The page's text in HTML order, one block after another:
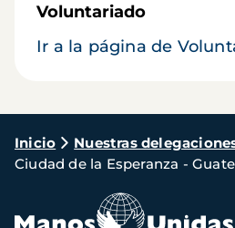
Voluntariado
Ir a la página de
Ruta
de
navegación
Inicio Nuestras
Ciudad de la Esperanza -